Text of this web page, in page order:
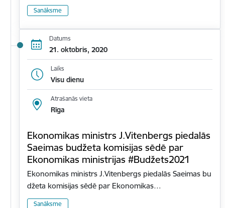
Sanāksme
Datums
21. oktobris, 2020
Laiks
Visu dienu
Atrašanās vieta
Rīga
Ekonomikas ministrs J.Vitenbergs piedalās
Saeimas budžeta komisijas sēdē par
Ekonomikas ministrijas #Budžets2021
Ekonomikas ministrs J.Vitenbergs piedalās Saeimas bu
džeta komisijas sēdē par Ekonomikas…
Sanāksme